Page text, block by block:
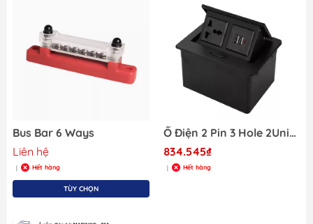
Bus Bar 6 Ways
Liên hệ
| Hết hàng
TÙY CHỌN
Ổ Điện 2 Pin 3 Hole 2Universal S45
834.545₫
| Hết hàng